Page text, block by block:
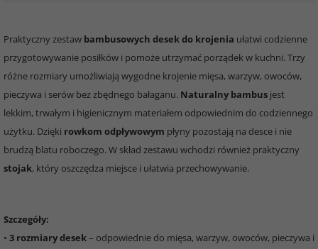
Praktyczny zestaw bambusowych desek do krojenia ułatwi codzienne
przygotowywanie posiłków i pomoże utrzymać porządek w kuchni. Trzy
różne rozmiary umożliwiają wygodne krojenie mięsa, warzyw, owoców,
pieczywa i serów bez zbędnego bałaganu. Naturalny bambus jest
lekkim, trwałym i higienicznym materiałem odpowiednim do codziennego
użytku. Dzięki rowkom odpływowym płyny pozostają na desce i nie
brudzą blatu roboczego. W skład zestawu wchodzi również praktyczny
stojak, który oszczędza miejsce i ułatwia przechowywanie.
Szczegóły:
• 3 rozmiary desek– odpowiednie do mięsa, warzyw, owoców, pieczywa i